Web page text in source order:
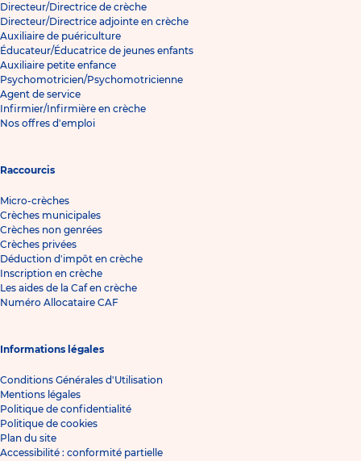
Directeur/Directrice de crèche
Directeur/Directrice adjointe en crèche
Auxiliaire de puériculture
Éducateur/Éducatrice de jeunes enfants
Auxiliaire petite enfance
Psychomotricien/Psychomotricienne
Agent de service
Infirmier/Infirmière en crèche
Nos offres d'emploi
Raccourcis
Micro-crèches
Crèches municipales
Crèches non genrées
Crèches privées
Déduction d'impôt en crèche
Inscription en crèche
Les aides de la Caf en crèche
Numéro Allocataire CAF
Informations légales
Conditions Générales d'Utilisation
Mentions légales
Politique de confidentialité
Politique de cookies
Plan du site
Accessibilité : conformité partielle